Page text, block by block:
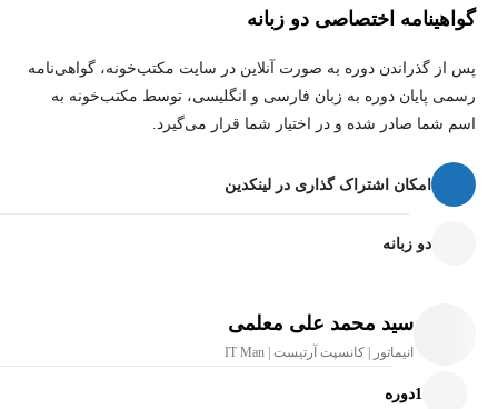
گواهینامه اختصاصی دو زبانه
پس از گذراندن دوره به صورت آنلاین در سایت مکتب‌خونه، گواهی‌نامه
رسمی پایان دوره به زبان فارسی و انگلیسی، توسط مکتب‌خونه به
اسم شما صادر شده و در اختیار شما قرار می‌گیرد.
امکان اشتراک گذاری در لینکدین
دو زبانه
سید محمد علی معلمی
انیماتور | کانسپت آرتیست | IT Man
1دوره